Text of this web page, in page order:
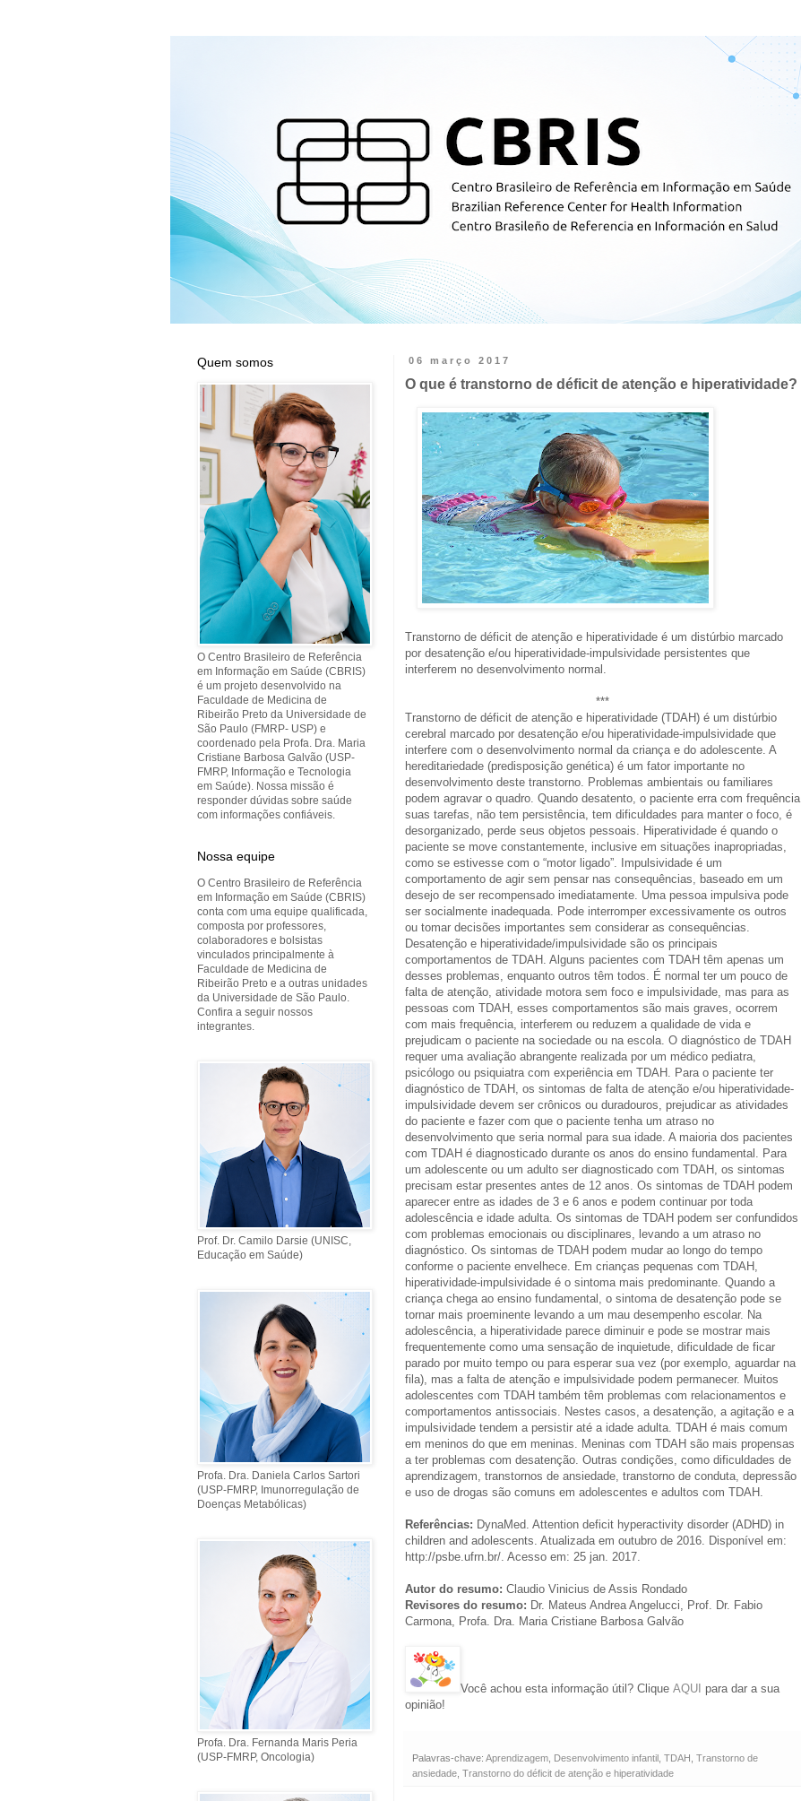
06 março 2017
O que é transtorno de déficit de atenção e hiperatividade?
Transtorno de déficit de atenção e hiperatividade é um distúrbio marcado
por desatenção e/ou hiperatividade-impulsividade persistentes que
interferem no desenvolvimento normal.
***
Transtorno de déficit de atenção e hiperatividade (TDAH) é um distúrbio
cerebral marcado por desatenção e/ou hiperatividade-impulsividade que
interfere com o desenvolvimento normal da criança e do adolescente. A
hereditariedade (predisposição genética) é um fator importante no
desenvolvimento deste transtorno. Problemas ambientais ou familiares
podem agravar o quadro. Quando desatento, o paciente erra com frequência
suas tarefas, não tem persistência, tem dificuldades para manter o foco, é
desorganizado, perde seus objetos pessoais. Hiperatividade é quando o
paciente se move constantemente, inclusive em situações inapropriadas,
como se estivesse com o “motor ligado”. Impulsividade é um
comportamento de agir sem pensar nas consequências, baseado em um
desejo de ser recompensado imediatamente. Uma pessoa impulsiva pode
ser socialmente inadequada. Pode interromper excessivamente os outros
ou tomar decisões importantes sem considerar as consequências.
Desatenção e hiperatividade/impulsividade são os principais
comportamentos de TDAH. Alguns pacientes com TDAH têm apenas um
desses problemas, enquanto outros têm todos. É normal ter um pouco de
falta de atenção, atividade motora sem foco e impulsividade, mas para as
pessoas com TDAH, esses comportamentos são mais graves, ocorrem
com mais frequência, interferem ou reduzem a qualidade de vida e
prejudicam o paciente na sociedade ou na escola. O diagnóstico de TDAH
requer uma avaliação abrangente realizada por um médico pediatra,
psicólogo ou psiquiatra com experiência em TDAH. Para o paciente ter
diagnóstico de TDAH, os sintomas de falta de atenção e/ou hiperatividade-
impulsividade devem ser crônicos ou duradouros, prejudicar as atividades
do paciente e fazer com que o paciente tenha um atraso no
desenvolvimento que seria normal para sua idade. A maioria dos pacientes
com TDAH é diagnosticado durante os anos do ensino fundamental. Para
um adolescente ou um adulto ser diagnosticado com TDAH, os sintomas
precisam estar presentes antes de 12 anos. Os sintomas de TDAH podem
aparecer entre as idades de 3 e 6 anos e podem continuar por toda
adolescência e idade adulta. Os sintomas de TDAH podem ser confundidos
com problemas emocionais ou disciplinares, levando a um atraso no
diagnóstico. Os sintomas de TDAH podem mudar ao longo do tempo
conforme o paciente envelhece. Em crianças pequenas com TDAH,
hiperatividade-impulsividade é o sintoma mais predominante. Quando a
criança chega ao ensino fundamental, o sintoma de desatenção pode se
tornar mais proeminente levando a um mau desempenho escolar. Na
adolescência, a hiperatividade parece diminuir e pode se mostrar mais
frequentemente como uma sensação de inquietude, dificuldade de ficar
parado por muito tempo ou para esperar sua vez (por exemplo, aguardar na
fila), mas a falta de atenção e impulsividade podem permanecer. Muitos
adolescentes com TDAH também têm problemas com relacionamentos e
comportamentos antissociais. Nestes casos, a desatenção, a agitação e a
impulsividade tendem a persistir até a idade adulta. TDAH é mais comum
em meninos do que em meninas. Meninas com TDAH são mais propensas
a ter problemas com desatenção. Outras condições, como dificuldades de
aprendizagem, transtornos de ansiedade, transtorno de conduta, depressão
e uso de drogas são comuns em adolescentes e adultos com TDAH.
Referências: DynaMed. Attention deficit hyperactivity disorder (ADHD) in
children and adolescents. Atualizada em outubro de 2016. Disponível em:
http://psbe.ufrn.br/. Acesso em: 25 jan. 2017.
Autor do resumo: Claudio Vinicius de Assis Rondado
Revisores do resumo: Dr. Mateus Andrea Angelucci, Prof. Dr. Fabio
Carmona, Profa. Dra. Maria Cristiane Barbosa Galvão
Você achou esta informação útil? Clique AQUI para dar a sua
opinião!
Palavras-chave: Aprendizagem, Desenvolvimento infantil, TDAH Transtorno de
ansiedade, Transtorno do déficit de atenção e hiperatividade
Quem somos
O Centro Brasileiro de Referência
em Informação em Saúde (CBRIS)
é um projeto desenvolvido na
Faculdade de Medicina de
Ribeirão Preto da Universidade de
São Paulo (FMRP- USP) e
coordenado pela Profa. Dra. Maria
Cristiane Barbosa Galvão (USP-
FMRP, Informação e Tecnologia
em Saúde). Nossa missão é
responder dúvidas sobre saúde
com informações confiáveis.
Nossa equipe
O Centro Brasileiro de Referência
em Informação em Saúde (CBRIS)
conta com uma equipe qualificada,
composta por professores,
colaboradores e bolsistas
vinculados principalmente à
Faculdade de Medicina de
Ribeirão Preto e a outras unidades
da Universidade de São Paulo.
Confira a seguir nossos
integrantes.
Prof. Dr. Camilo Darsie (UNISC,
Educação em Saúde)
Profa. Dra. Daniela Carlos Sartori
(USP-FMRP, Imunorregulação de
Doenças Metabólicas)
Profa. Dra. Fernanda Maris Peria
(USP-FMRP, Oncologia)